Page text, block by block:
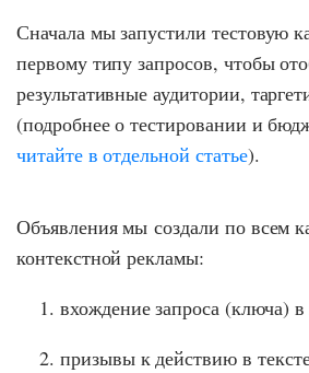
Сначала мы запустили тестовую
первому типу запросов, чтобы
результативные аудитории,
(подробнее о тестировании и
читайте в отдельной статье).
Объявления мы создали по всем
контекстной рекламы:
вхождение запроса (ключа) в
призывы к действию в